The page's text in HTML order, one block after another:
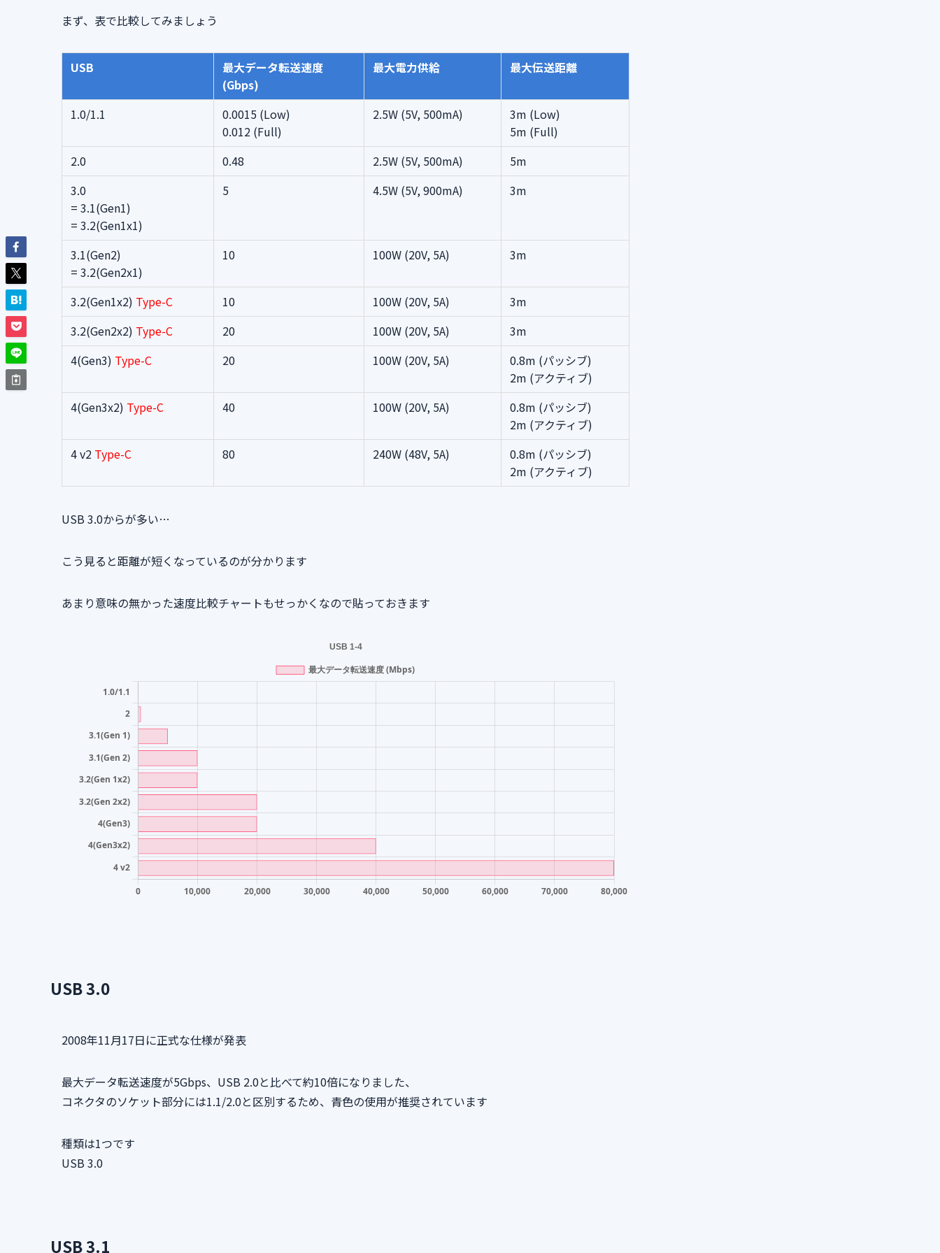
まず、表で比較してみましょう
USB
最大データ転送速度
(Gbps)
最大電力供給 最大伝送距離
1.0/1.1
0.0015 (Low)
0.012 (Full)
2.5W (5V, 500mA)
3m (Low)
5m (Full)
2.0
0.48 2.5W (5V, 500mA)
5m
3.0
= 3.1(Gen1)
= 3.2(Gen1x1)
5 4.5W (5V, 900mA) 3m
3.1(Gen2)
= 3.2(Gen2x1)
10 100W (20V, 5A) 3m
3.2(Gen1x2) Type-C 10 100W (20V, 5A)
3m
3.2(Gen2x2) Type-C 20 100W (20V, 5A)
3m
4(Gen3) Type-C 20 100W (20V, 5A)
0.8m (パッシブ)
2m (アクティブ)
4(Gen3x2) Type-C 40 100W (20V, 5A)
0.8m (パッシブ)
2m (アクティブ)
4 v2 Type-C 80 240W (48V, 5A)
0.8m (パッシブ)
2m (アクティブ)
USB 3.0からが多い…
こう見ると距離が短くなっているのが分かります
あまり意味の無かった速度比較チャートもせっかくなので貼っておきます
USB 3.0
2008年11月17日に正式な仕様が発表
最大データ転送速度が5Gbps、USB 2.0と比べて約10倍になりました、
コネクタのソケット部分には1.1/2.0と区別するため、青色の使用が推奨されています
種類は1つです
USB 3.0
USB 3.1